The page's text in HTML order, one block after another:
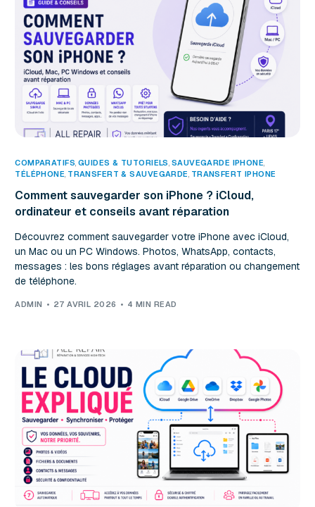
COMPARATIFS, GUIDES & TUTORIELS, SAUVEGARDE IPHONE
TÉLÉPHONE, TRANSFERT & SAUVEGARDE, TRANSFERT IPHONE
Comment sauvegarder son iPhone ? iCloud,
ordinateur et conseils avant réparation
Découvrez comment sauvegarder votre iPhone avec iCloud,
un Mac ou un PC Windows. Photos, WhatsApp, contacts,
messages : les bons réglages avant réparation ou changement
de téléphone.
ADMIN 27 AVRIL 2026 4 MIN READ